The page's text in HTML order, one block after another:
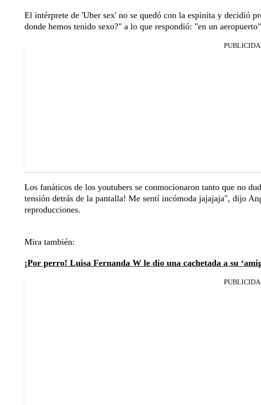
El intérprete de 'Uber sex' no se quedó con la espinita y decidió
donde hemos tenido sexo?" a lo que respondió: "en un
Los fanáticos de los youtubers se conmocionaron tanto que no
tensión detrás de la pantalla! Me sentí incómoda jajajaja ", dijo
reproducciones.
Mira también:
¡Por perro! Luisa Fernanda W le dio una cachetada a su